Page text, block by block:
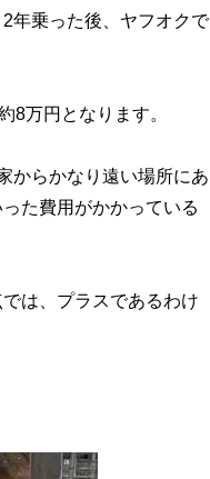
年乗った後、ヤフオクで
万円となります。
からかなり遠い場所にあ
た費用がかかっている
は、プラスであるわけ